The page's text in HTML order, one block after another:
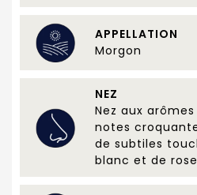
APPELLATION
Morgon
NEZ
Nez aux
notes
de subtiles
blanc et de